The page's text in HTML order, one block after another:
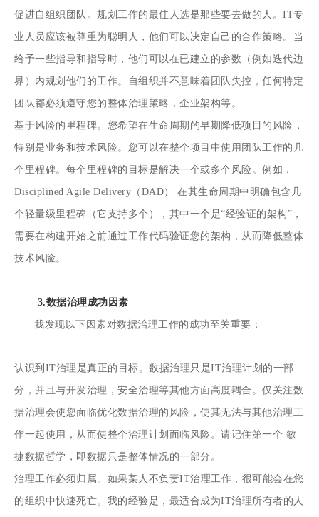
促进自组织团队。规划工作的最佳人选是那些要去做的人。IT专
业人员应该被尊重为聪明人，他们可以决定自己的合作策略。当
给予一些指导和指导时，他们可以在已建立的参数（例如迭代边
界）内规划他们的工作。自组织并不意味着团队失控，任何特定
团队都必须遵守您的整体治理策略，企业架构等。
基于风险的里程碑。您希望在生命周期的早期降低项目的风险，
特别是业务和技术风险。您可以在整个项目中使用团队工作的几
个里程碑。每个里程碑的目标是解决一个或多个风险。例如，
Disciplined Agile Delivery（DAD） 在其生命周期中明确包含几
个轻量级里程碑（它支持多个），其中一个是“经验证的架构”，
需要在构建开始之前通过工作代码验证您的架构，从而降低整体
技术风险。
3.数据治理成功因素
我发现以下因素对数据治理工作的成功至关重要：
认识到IT治理是真正的目标。数据治理只是IT治理计划的一部
分，并且与开发治理，安全治理等其他方面高度耦合。仅关注数
据治理会使您面临优化数据治理的风险，使其无法与其他治理工
作一起使用，从而使整个治理计划面临风险。请记住第一个 敏
捷数据哲学 ，即数据只是整体情况的一部分。
治理工作必须归属。如果某人不负责IT治理工作，很可能会在您
的组织中快速死亡。我的经验是，最适合成为IT治理所有者的人